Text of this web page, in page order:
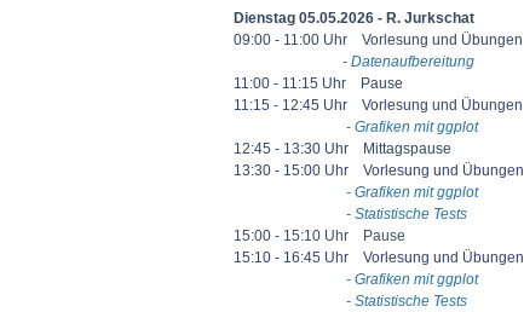
Dienstag 05.05.2026 - R. Jurkschat
09:00 - 11:00 Uhr Vorlesung und Übungen
- Datenaufbereitung
11:00 - 11:15 Uhr Pause
11:15 - 12:45 Uhr Vorlesung und Übungen
- Grafiken mit ggplot
12:45 - 13:30 Uhr Mittagspause
13:30 - 15:00 Uhr Vorlesung und Übungen
- Grafiken mit ggplot
- Statistische Tests
15:00 - 15:10 Uhr Pause
15:10 - 16:45 Uhr Vorlesung und Übungen
- Grafiken mit ggplot
- Statistische Tests